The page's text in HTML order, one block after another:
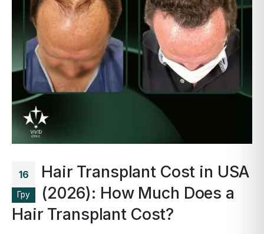
16
Гру
Hair Transplant Cost in USA
(2026): How Much Does a
Hair Transplant Cost?